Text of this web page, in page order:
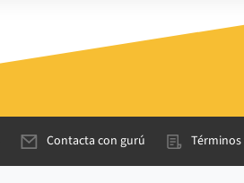
Contacta con gurú